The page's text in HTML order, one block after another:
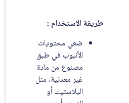
طريقة الاستخدام :
ضعي محتويات
الأنبوب في طبق
مصنوع من مادة
غير معدنية، مثل
البلاستيك أو